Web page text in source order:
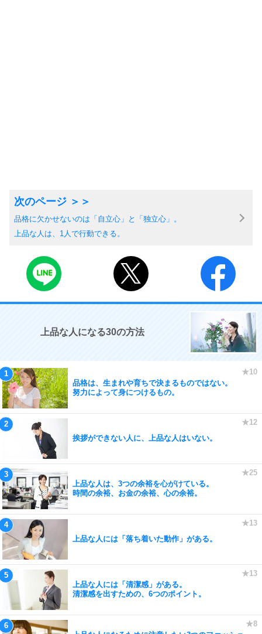
品格に欠かせないのは「自立心」と「独立心」。
上品な人は、1人で行動できる。
上品な人になる30の方法
品格は、生まれや育ちで決まるものではない。
努力によって身につけるもの。
挨拶ができない人に、上品な人はいない。
上品な人は、3つの余裕を心がけている。
時間の余裕、お金の余裕、心の余裕。
上品な人には「落ち着いた動作」がある。
上品な人には「清潔感」がある。
清潔感を出すための、6つのポイント。